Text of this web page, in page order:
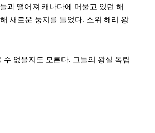
과 떨어져 캐나다에 머물고 있던 해
새로운 둥지를 틀었다. 소위 해리 왕
없을지도 모른다. 그들의 왕실 독립